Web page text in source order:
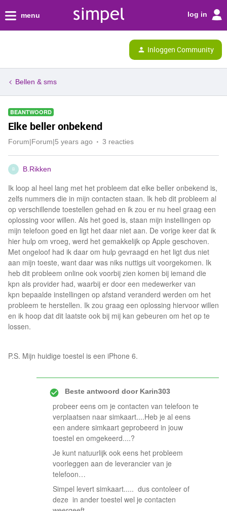
menu log in
Inloggen Community
Bellen & sms
BEANTWOORD
Elke beller onbekend
Forum|Forum|5 years ago 3 reacties
B B.Rikken
Ik loop al heel lang met het probleem dat elke beller onbekend is,
zelfs nummers die in mijn contacten staan. Ik heb dit probleem al
op verschillende toestellen gehad en ik zou er nu heel graag een
oplossing voor willen. Als het goed is, staan mijn instellingen op
mijn telefoon goed en ligt het daar niet aan. De vorige keer dat ik
hier hulp om vroeg, werd het gemakkelijk op Apple geschoven.
Met ongeloof had ik daar om hulp gevraagd en het ligt dus niet
aan mijn toeste, want daar was niks nuttigs uit voorgekomen. Ik
heb dit probleem online ook voorbij zien komen bij iemand die
kpn als provider had, waarbij er door een medewerker van
kpn bepaalde instellingen op afstand veranderd werden om het
probleem te herstellen. Ik zou graag een oplossing hiervoor willen
en ik hoop dat dit laatste ook bij mij kan gebeuren om het op te
lossen.
P.S. Mijn huidige toestel is een iPhone 6.
Beste antwoord doorKarin303
probeer eens om je contacten van telefoon te
verplaatsen naar simkaart....Heb je al eens
een andere simkaart geprobeerd in jouw
toestel en omgekeerd....?
Je kunt natuurlijk ook eens het probleem
voorleggen aan de leverancier van je
telefoon…
Simpel levert simkaart..... dus contoleer of
deze in ander toestel wel je contacten